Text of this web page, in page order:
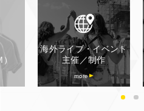
海外ライブ・イベント
主催／制作
more